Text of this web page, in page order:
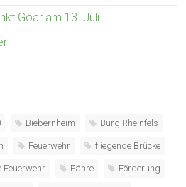
Goar am 13. Juli
Biebernheim Burg Rheinfels
Feuerwehr fliegende Brücke
Feuerwehr Fähre Förderung